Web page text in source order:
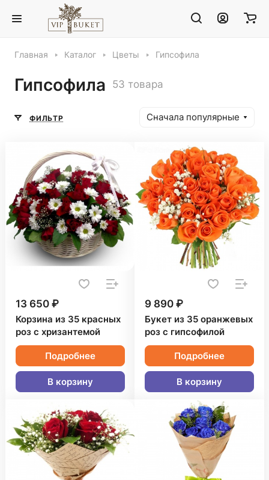
Главная Каталог Цветы Гипсофила
Гипсофила 53 товара
ФИЛЬТР Сначала популярные
13 650 ₽
Корзина из 35 красных
роз с хризантемой
Подробнее
В корзину
9 890 ₽
Букет из 35 оранжевых
роз с гипсофилой
Подробнее
В корзину